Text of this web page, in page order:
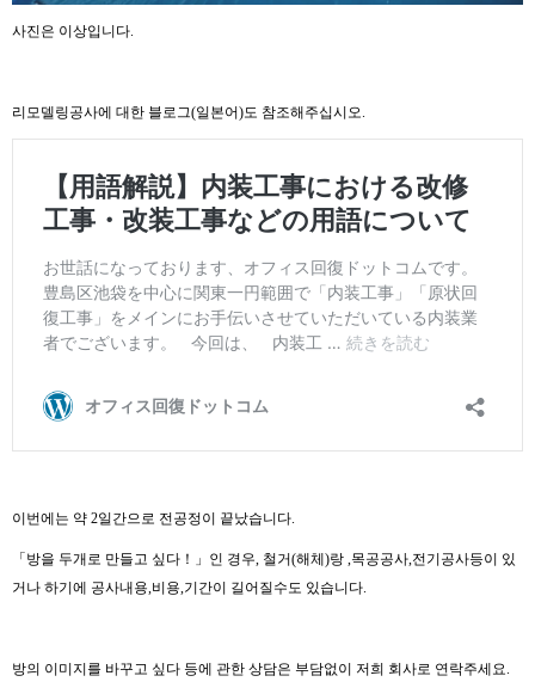
사진은 이상입니다.
리모델링공사에 대한 블로그(일본어)도 참조해주십시오.
이번에는 약 2일간으로 전공정이 끝났습니다.
「방을 두개로 만들고 싶다！」인 경우, 철거(해체)랑 ,목공공사,전기공사등이 있
거나 하기에 공사내용,비용,기간이 길어질수도 있습니다.
방의 이미지를 바꾸고 싶다 등에 관한 상담은 부담없이 저희 회사로 연락주세요.